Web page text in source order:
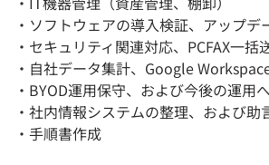
・ソフトウェアの導入検証、アップデ
・セキュリティ関連対応、PCFAX一括
・自社データ集計、Google
・BYOD運用保守、および今後の運用
・社内情報システムの整理、および助
・手順書作成